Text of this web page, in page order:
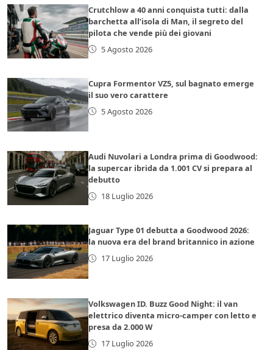
Crutchlow a 40 anni conquista tutti: dalla
barchetta all’isola di Man, il segreto del
pilota che vende più dei giovani
5 Agosto 2026
Cupra Formentor VZ5, sul bagnato emerge
il suo vero carattere
5 Agosto 2026
Audi Nuvolari a Londra prima di Goodwood:
la supercar ibrida da 1.001 CV si prepara al
debutto
18 Luglio 2026
Jaguar Type 01 debutta a Goodwood 2026:
la nuova era del brand britannico in azione
17 Luglio 2026
Volkswagen ID. Buzz Good Night: il van
elettrico diventa micro-camper con letto e
presa da 2.000 W
17 Luglio 2026